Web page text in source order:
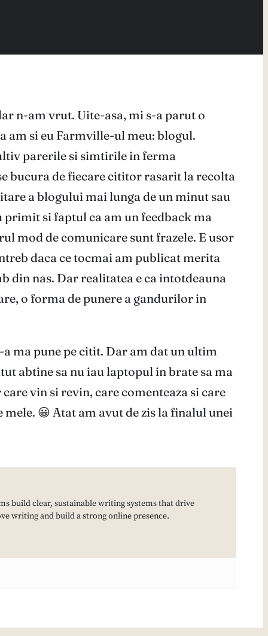
n-am vrut. Uite-asa, mi s-a parut o
am si eu Farmville-ul meu: blogul.
parerile si simtirile in ferma
bucura de fiecare cititor rasarit la recolta
a blogului mai lunga de un minut sau
si faptul ca am un feedback ma
mod de comunicare sunt frazele. E usor
daca ce tocmai am publicat merita
din nas. Dar realitatea e ca intotdeauna
o forma de punere a gandurilor in
ma pune pe citit. Dar am dat un ultim
abtine sa nu iau laptopul in brate sa ma
vin si revin, care comenteaza si care
😀 Atat am avut de zis la finalul unei
build clear, sustainable writing systems that drive
writing and build a strong online presence.